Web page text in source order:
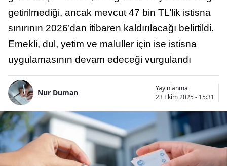
getirilmediği, ancak mevcut 47 bin TL’lik istisna
sınırının 2026’dan itibaren kaldırılacağı belirtildi.
Emekli, dul, yetim ve maluller için ise istisna
uygulamasının devam edeceği vurgulandı
Nur Duman
Yayınlanma
23 Ekim 2025 - 15:31